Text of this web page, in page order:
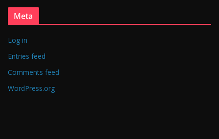
Meta
Log in
Entries feed
Comments feed
WordPress.org